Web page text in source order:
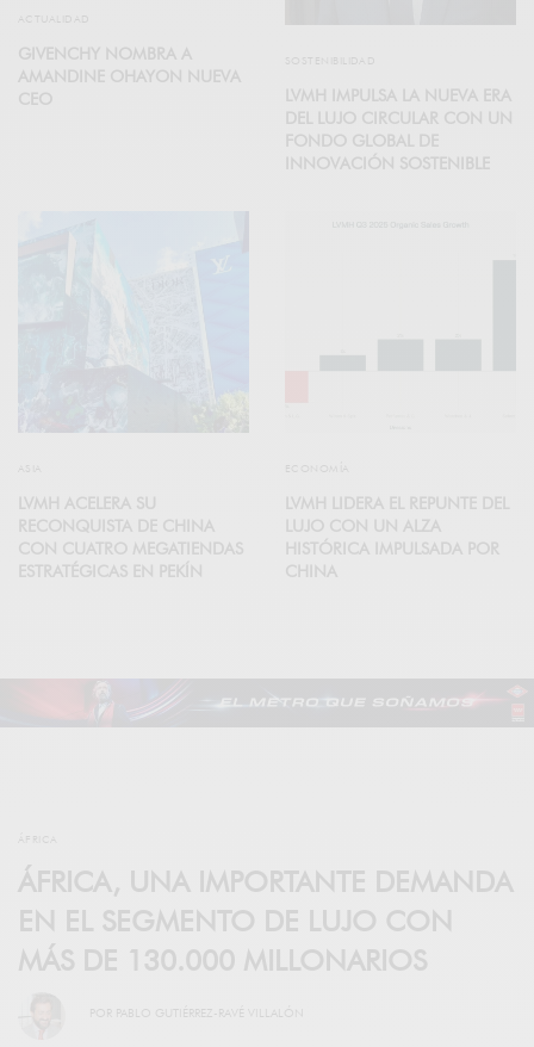
ACTUALIDAD
GIVENCHY NOMBRA A
AMANDINE OHAYON NUEVA
CEO
SOSTENIBILIDAD
LVMH IMPULSA LA NUEVA ERA
DEL LUJO CIRCULAR CON UN
FONDO GLOBAL DE
INNOVACIÓN SOSTENIBLE
ASIA
LVMH ACELERA SU
RECONQUISTA DE CHINA
CON CUATRO MEGATIENDAS
ESTRATÉGICAS EN PEKÍN
ECONOMÍA
LVMH LIDERA EL REPUNTE DEL
LUJO CON UN ALZA
HISTÓRICA IMPULSADA POR
CHINA
ÁFRICA
ÁFRICA, UNA IMPORTANTE DEMANDA
EN EL SEGMENTO DE LUJO CON
MÁS DE 130.000 MILLONARIOS
POR PABLO GUTIÉRREZ-RAVÉ VILLALÓN